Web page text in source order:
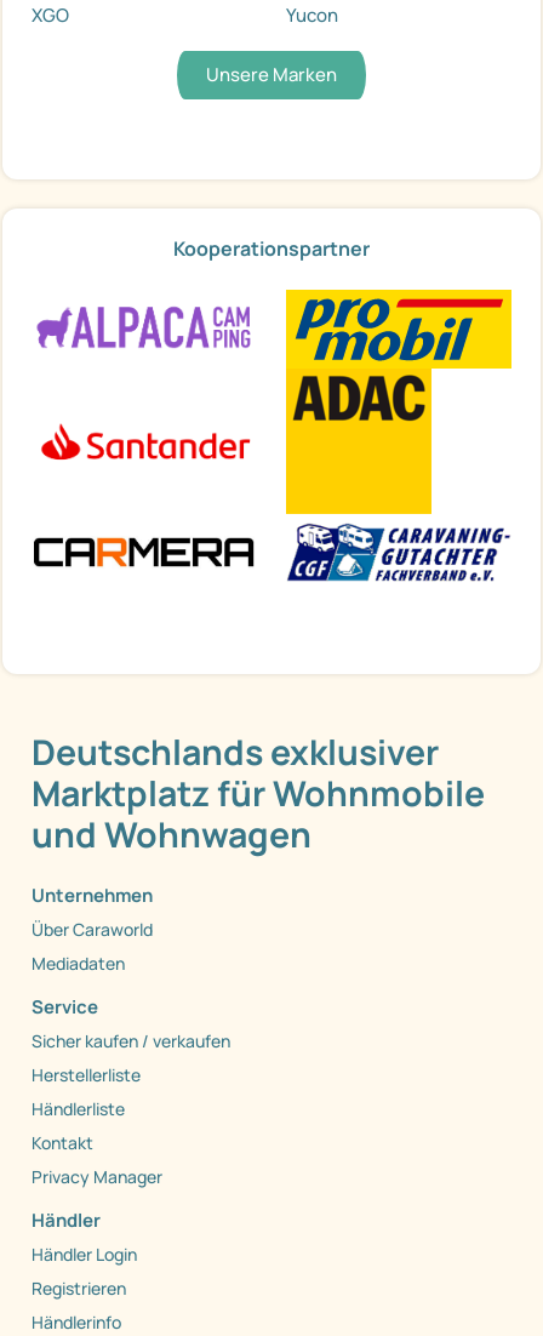
XGO
Yucon
Unsere Marken
Kooperationspartner
Deutschlands exklusiver
Marktplatz für Wohnmobile
und Wohnwagen
Unternehmen
Über Caraworld
Mediadaten
Service
Sicher kaufen / verkaufen
Herstellerliste
Händlerliste
Kontakt
Privacy Manager
Händler
Händler Login
Registrieren
Händlerinfo